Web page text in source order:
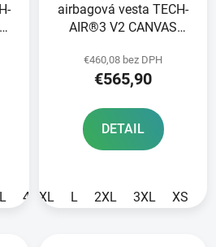
4XL
airbagová vesta TECH-
AIR®3 V2 CANVAS
čierna 2025
€460,08 bez DPH
€565,90
DETAIL
XL L 2XL 3XL XS